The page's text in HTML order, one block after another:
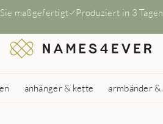
maßgefertigt Produziert in 3 Tagen
anhänger & kette armbänder &